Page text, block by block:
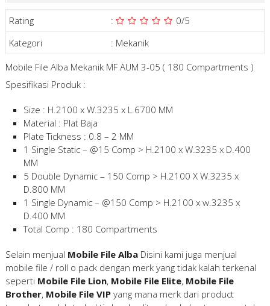
Rating : 0/5
Kategori
: Mekanik
Mobile File Alba Mekanik MF AUM 3-05 ( 180 Compartments )
Spesifikasi Produk :
Size : H.2100 x W.3235 x L.6700 MM
Material : Plat Baja
Plate Tickness : 0.8 – 2 MM
1 Single Static – @15 Comp > H.2100 x W.3235 x D.400
MM
5 Double Dynamic – 150 Comp > H.2100 X W.3235 x
D.800 MM
1 Single Dynamic – @150 Comp > H.2100 x w.3235 x
D.400 MM
Total Comp : 180 Compartments
Selain menjual Mobile File AlbaDisini kami juga menjual
mobile file / roll o pack dengan merk yang tidak kalah terkenal
seperti Mobile File Lion, Mobile File Elite, Mobile File
Brother, Mobile File VIPyang mana merk dari product